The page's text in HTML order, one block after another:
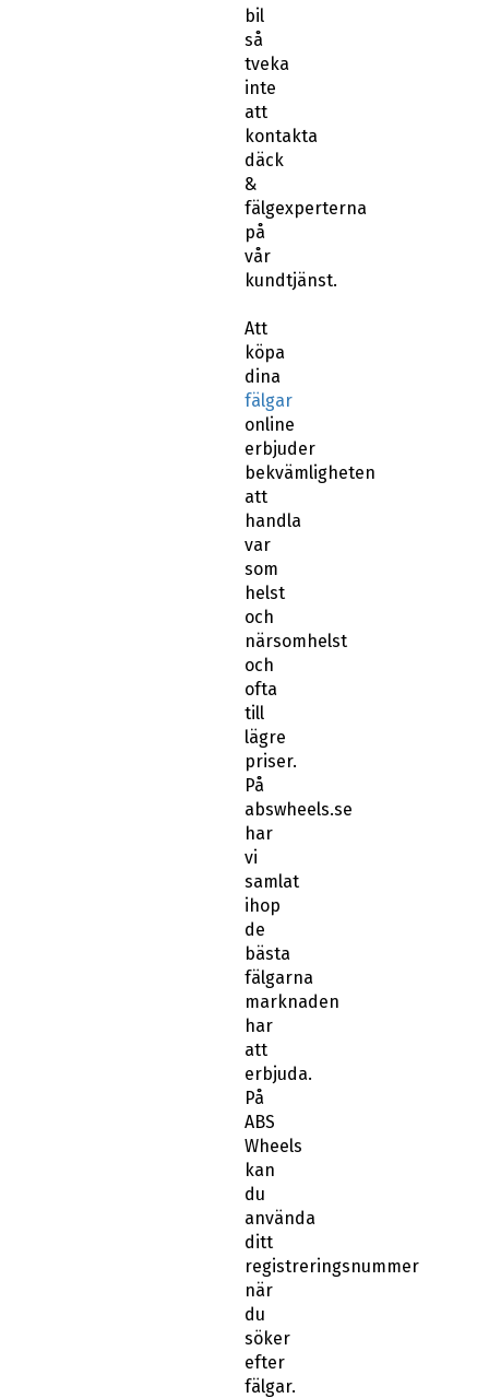
bil
så
tveka
inte
att
kontakta
däck
&
fälgexperterna
på
vår
kundtjänst.
Att
köpa
dina
fälgar
online
erbjuder
bekvämligheten
att
handla
var
som
helst
och
närsomhelst
och
ofta
till
lägre
priser.
På
abswheels.se
har
vi
samlat
ihop
de
bästa
fälgarna
marknaden
har
att
erbjuda.
På
ABS
Wheels
kan
du
använda
ditt
registreringsnummer
när
du
söker
efter
fälgar.